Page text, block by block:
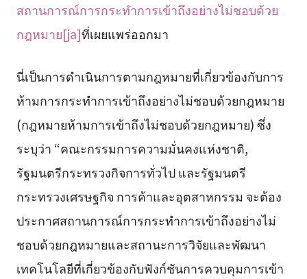
สถานการณ์การกระทำการเข้าถึงอย่างไม่ชอบด้วย
กฎหมาย[ja]ที่เผยแพร่ออกมา
นี่เป็นการดำเนินการตามกฎหมายที่เกี่ยวข้องกับการ
ห้ามการกระทำการเข้าถึงอย่างไม่ชอบด้วยกฎหมาย
(กฎหมายห้ามการเข้าถึงไม่ชอบด้วยกฎหมาย) ซึ่ง
ระบุว่า “คณะกรรมการความมั่นคงแห่งชาติ,
รัฐมนตรีกระทรวงกิจการทั่วไป และรัฐมนตรี
กระทรวงเศรษฐกิจ การค้าและอุตสาหกรรม จะต้อง
ประกาศสถานการณ์การกระทำการเข้าถึงอย่างไม่
ชอบด้วยกฎหมายและสถานะการวิจัยและพัฒนา
เทคโนโลยีที่เกี่ยวข้องกับฟังก์ชันการควบคุมการเข้า